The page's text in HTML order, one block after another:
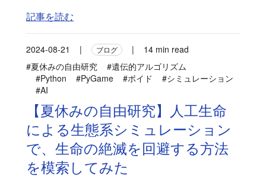
記事を読む
2024-08-21 | ブログ |
14 min read
#夏休みの自由研究
#遺伝的アルゴリズム
#Python
#PyGame #ボイド
#シミュレーション
#AI
【夏休みの自由研究】人工生命
による生態系シミュレーション
で、生命の絶滅を回避する方法
を模索してみた